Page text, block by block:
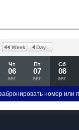
Чт
06
авг.
Пт
07
авг.
Сб
08
авг.
номер